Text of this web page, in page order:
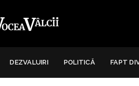
DEZVALUIRI POLITICĂ FAPT